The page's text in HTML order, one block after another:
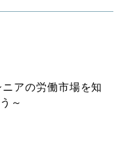
アの労働市場を知
～